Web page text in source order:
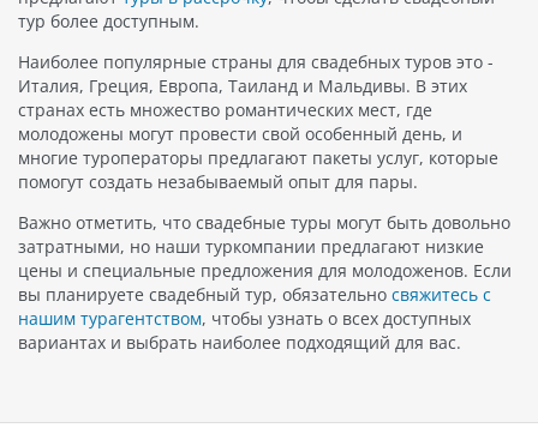
тур более доступным.
Наиболее популярные страны для свадебных туров это -
Италия, Греция, Европа, Таиланд и Мальдивы. В этих
странах есть множество романтических мест, где
молодожены могут провести свой особенный день, и
многие туроператоры предлагают пакеты услуг, которые
помогут создать незабываемый опыт для пары.
Важно отметить, что свадебные туры могут быть довольно
затратными, но наши туркомпании предлагают низкие
цены и специальные предложения для молодоженов. Если
вы планируете свадебный тур, обязательно свяжитесь с
нашим турагентством, чтобы узнать о всех доступных
вариантах и выбрать наиболее подходящий для вас.